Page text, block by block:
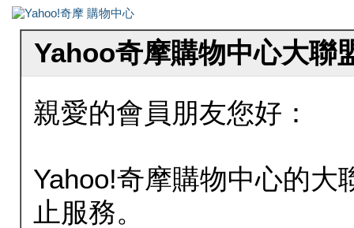
Yahoo奇摩購物中心大聯
親愛的會員朋友您好：
Yahoo!奇摩購物中心的大
止服務。